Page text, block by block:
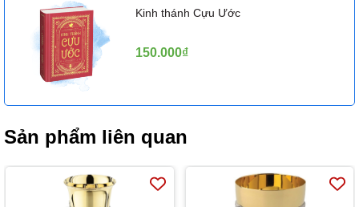
Kinh thánh Cựu Ước
150.000₫
Sản phẩm liên quan